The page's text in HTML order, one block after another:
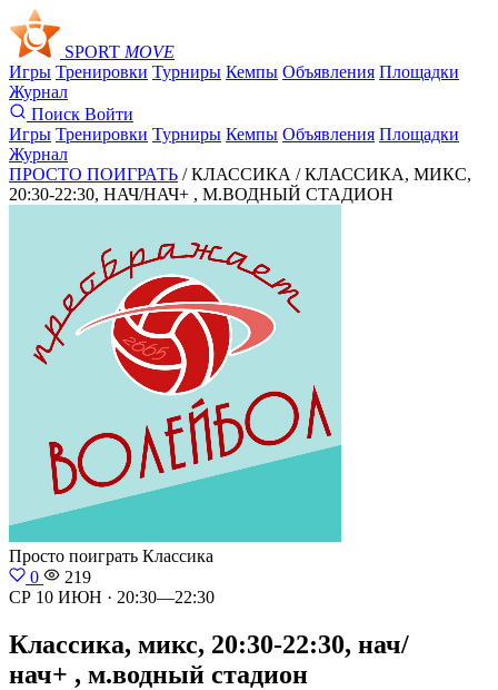
SPORT MOVE
Игры Тренировки Турниры Кемпы Объявления Площадки
Журнал
Поиск Войти
Игры Тренировки Турниры Кемпы Объявления Площадки
Журнал
ПРОСТО ПОИГРАТЬ / КЛАССИКА /КЛАССИКА, МИКС,
20:30-22:30, НАЧ/НАЧ+ , М.ВОДНЫЙ СТАДИОН
Просто поиграть Классика
0
219
СР 10 ИЮН · 20:30—22:30
Классика, микс, 20:30-22:30, нач/
нач+ , м.водный стадион